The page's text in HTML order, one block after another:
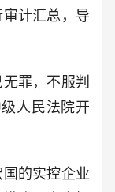
计汇总，导
罪，不服判
人民法院开
的实控企业